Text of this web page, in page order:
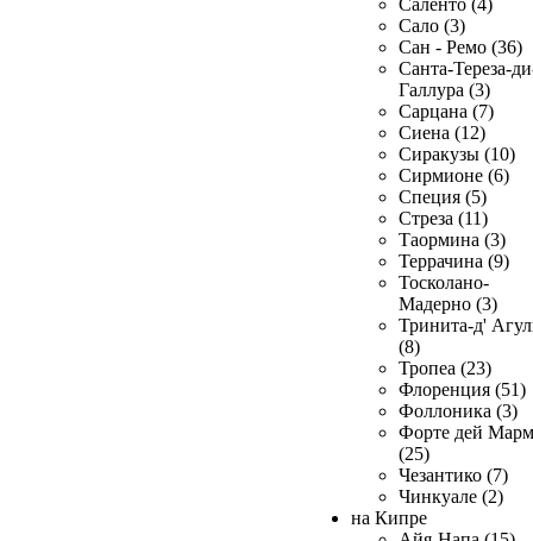
Саленто (4)
Сало (3)
Сан - Ремо (36)
Санта-Тереза-
Галлура (3)
Сарцана (7)
Сиена (12)
Сиракузы (10)
Сирмионе (6)
Специя (5)
Стреза (11)
Таормина (3)
Террачина (9)
Тосколано-
Мадерно (3)
Тринита-д'
(8)
Тропеа (23)
Флоренция (51)
Фоллоника (3)
Форте дей
(25)
Чезантико (7)
Чинкуале (2)
на Кипре